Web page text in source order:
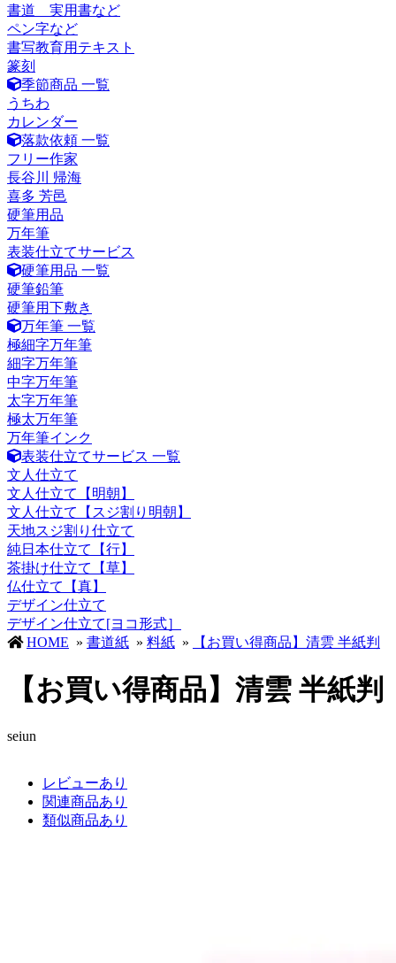
書道 実用書など
ペン字など
書写教育用テキスト
篆刻
季節商品 一覧
うちわ
カレンダー
落款依頼 一覧
フリー作家
長谷川 帰海
喜多 芳邑
硬筆用品
万年筆
表装仕立てサービス
硬筆用品 一覧
硬筆鉛筆
硬筆用下敷き
万年筆 一覧
極細字万年筆
細字万年筆
中字万年筆
太字万年筆
極太万年筆
万年筆インク
表装仕立てサービス 一覧
文人仕立て
文人仕立て【明朝】
文人仕立て【スジ割り明朝】
天地スジ割り仕立て
純日本仕立て【行】
茶掛け仕立て【草】
仏仕立て【真】
デザイン仕立て
デザイン仕立て[ヨコ形式］
HOME » 書道紙 » 料紙 » 【お買い得商品】清雲 半紙判
【お買い得商品】清雲 半紙判
seiun
レビューあり
関連商品あり
類似商品あり